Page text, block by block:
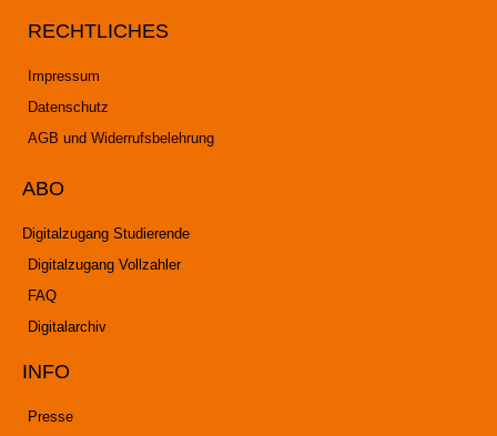
RECHTLICHES
Impressum
Datenschutz
AGB und Widerrufsbelehrung
ABO
Digitalzugang Studierende
Digitalzugang Vollzahler
FAQ
Digitalarchiv
INFO
Presse